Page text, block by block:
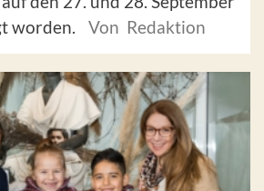
worden.
Von Redaktion